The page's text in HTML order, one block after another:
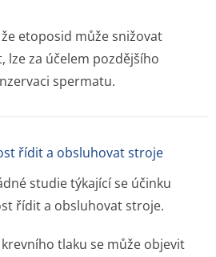
etoposid může snižovat
lze za účelem pozdějšího
spermatu.
řídit a obsluhovat stroje
studie týkající se účinku
řídit a obsluhovat stroje.
tlaku se může objevit